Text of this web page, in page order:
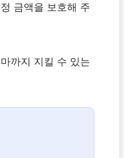
금액을 보호해 주
까지 지킬 수 있는